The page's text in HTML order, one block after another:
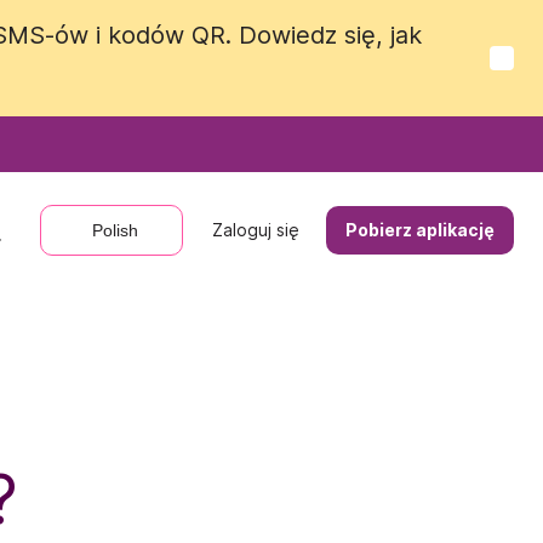
ów i kodów QR. Dowiedz się, jak
Polish Zaloguj się Pobierz aplikację
ów i kodów QR. Dowiedz się, jak
Polish Zaloguj się Pobierz aplikację